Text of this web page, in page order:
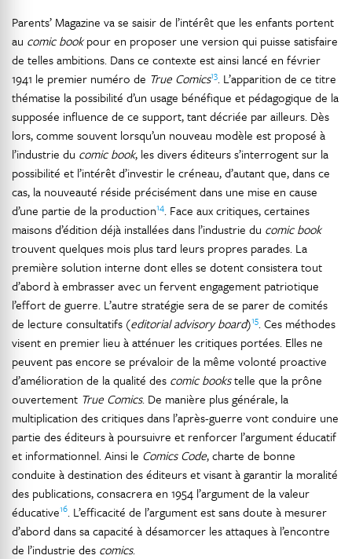
Parents’ Magazine va se saisir de l’intérêt que les enfants portent
au comic bookpour en proposer une version qui puisse satisfaire
de telles ambitions. Dans ce contexte est ainsi lancé en février
1941 le premier numéro de True Comics13. L’apparition de ce titre
thématise la possibilité d’un usage bénéfique et pédagogique de la
supposée influence de ce support, tant décriée par ailleurs. Dès
lors, comme souvent lorsqu’un nouveau modèle est proposé à
l’industrie du comic book, les divers éditeurs s’interrogent sur la
possibilité et l’intérêt d’investir le créneau, d’autant que, dans ce
cas, la nouveauté réside précisément dans une mise en cause
d’une partie de la production14. Face aux critiques, certaines
maisons d’édition déjà installées dans l’industrie du comic book
trouvent quelques mois plus tard leurs propres parades. La
première solution interne dont elles se dotent consistera tout
d’abord à embrasser avec un fervent engagement patriotique
l’effort de guerre. L’autre stratégie sera de se parer de comités
de lecture consultatifs (editorial advisory board)15. Ces méthodes
visent en premier lieu à atténuer les critiques portées. Elles ne
peuvent pas encore se prévaloir de la même volonté proactive
d’amélioration de la qualité des comic bookstelle que la prône
ouvertement True Comics. De manière plus générale, la
multiplication des critiques dans l’après-guerre vont conduire une
partie des éditeurs à poursuivre et renforcer l’argument éducatif
et informationnel. Ainsi le Comics Code, charte de bonne
conduite à destination des éditeurs et visant à garantir la moralité
des publications, consacrera en 1954 l’argument de la valeur
éducative16. L’efficacité de l’argument est sans doute à mesurer
d’abord dans sa capacité à désamorcer les attaques à l’encontre
de l’industrie des comics.